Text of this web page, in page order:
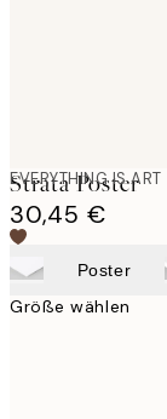
EVERYTHING IS ART
Strata Poster
30,45 €
Poster
Größe wählen